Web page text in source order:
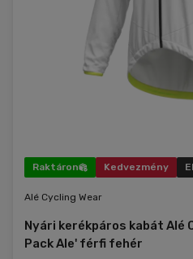
Raktáron Kedvezmény
Alé Cycling Wear
Nyári kerékpáros kabát Alé
Pack Ale' férfi fehér